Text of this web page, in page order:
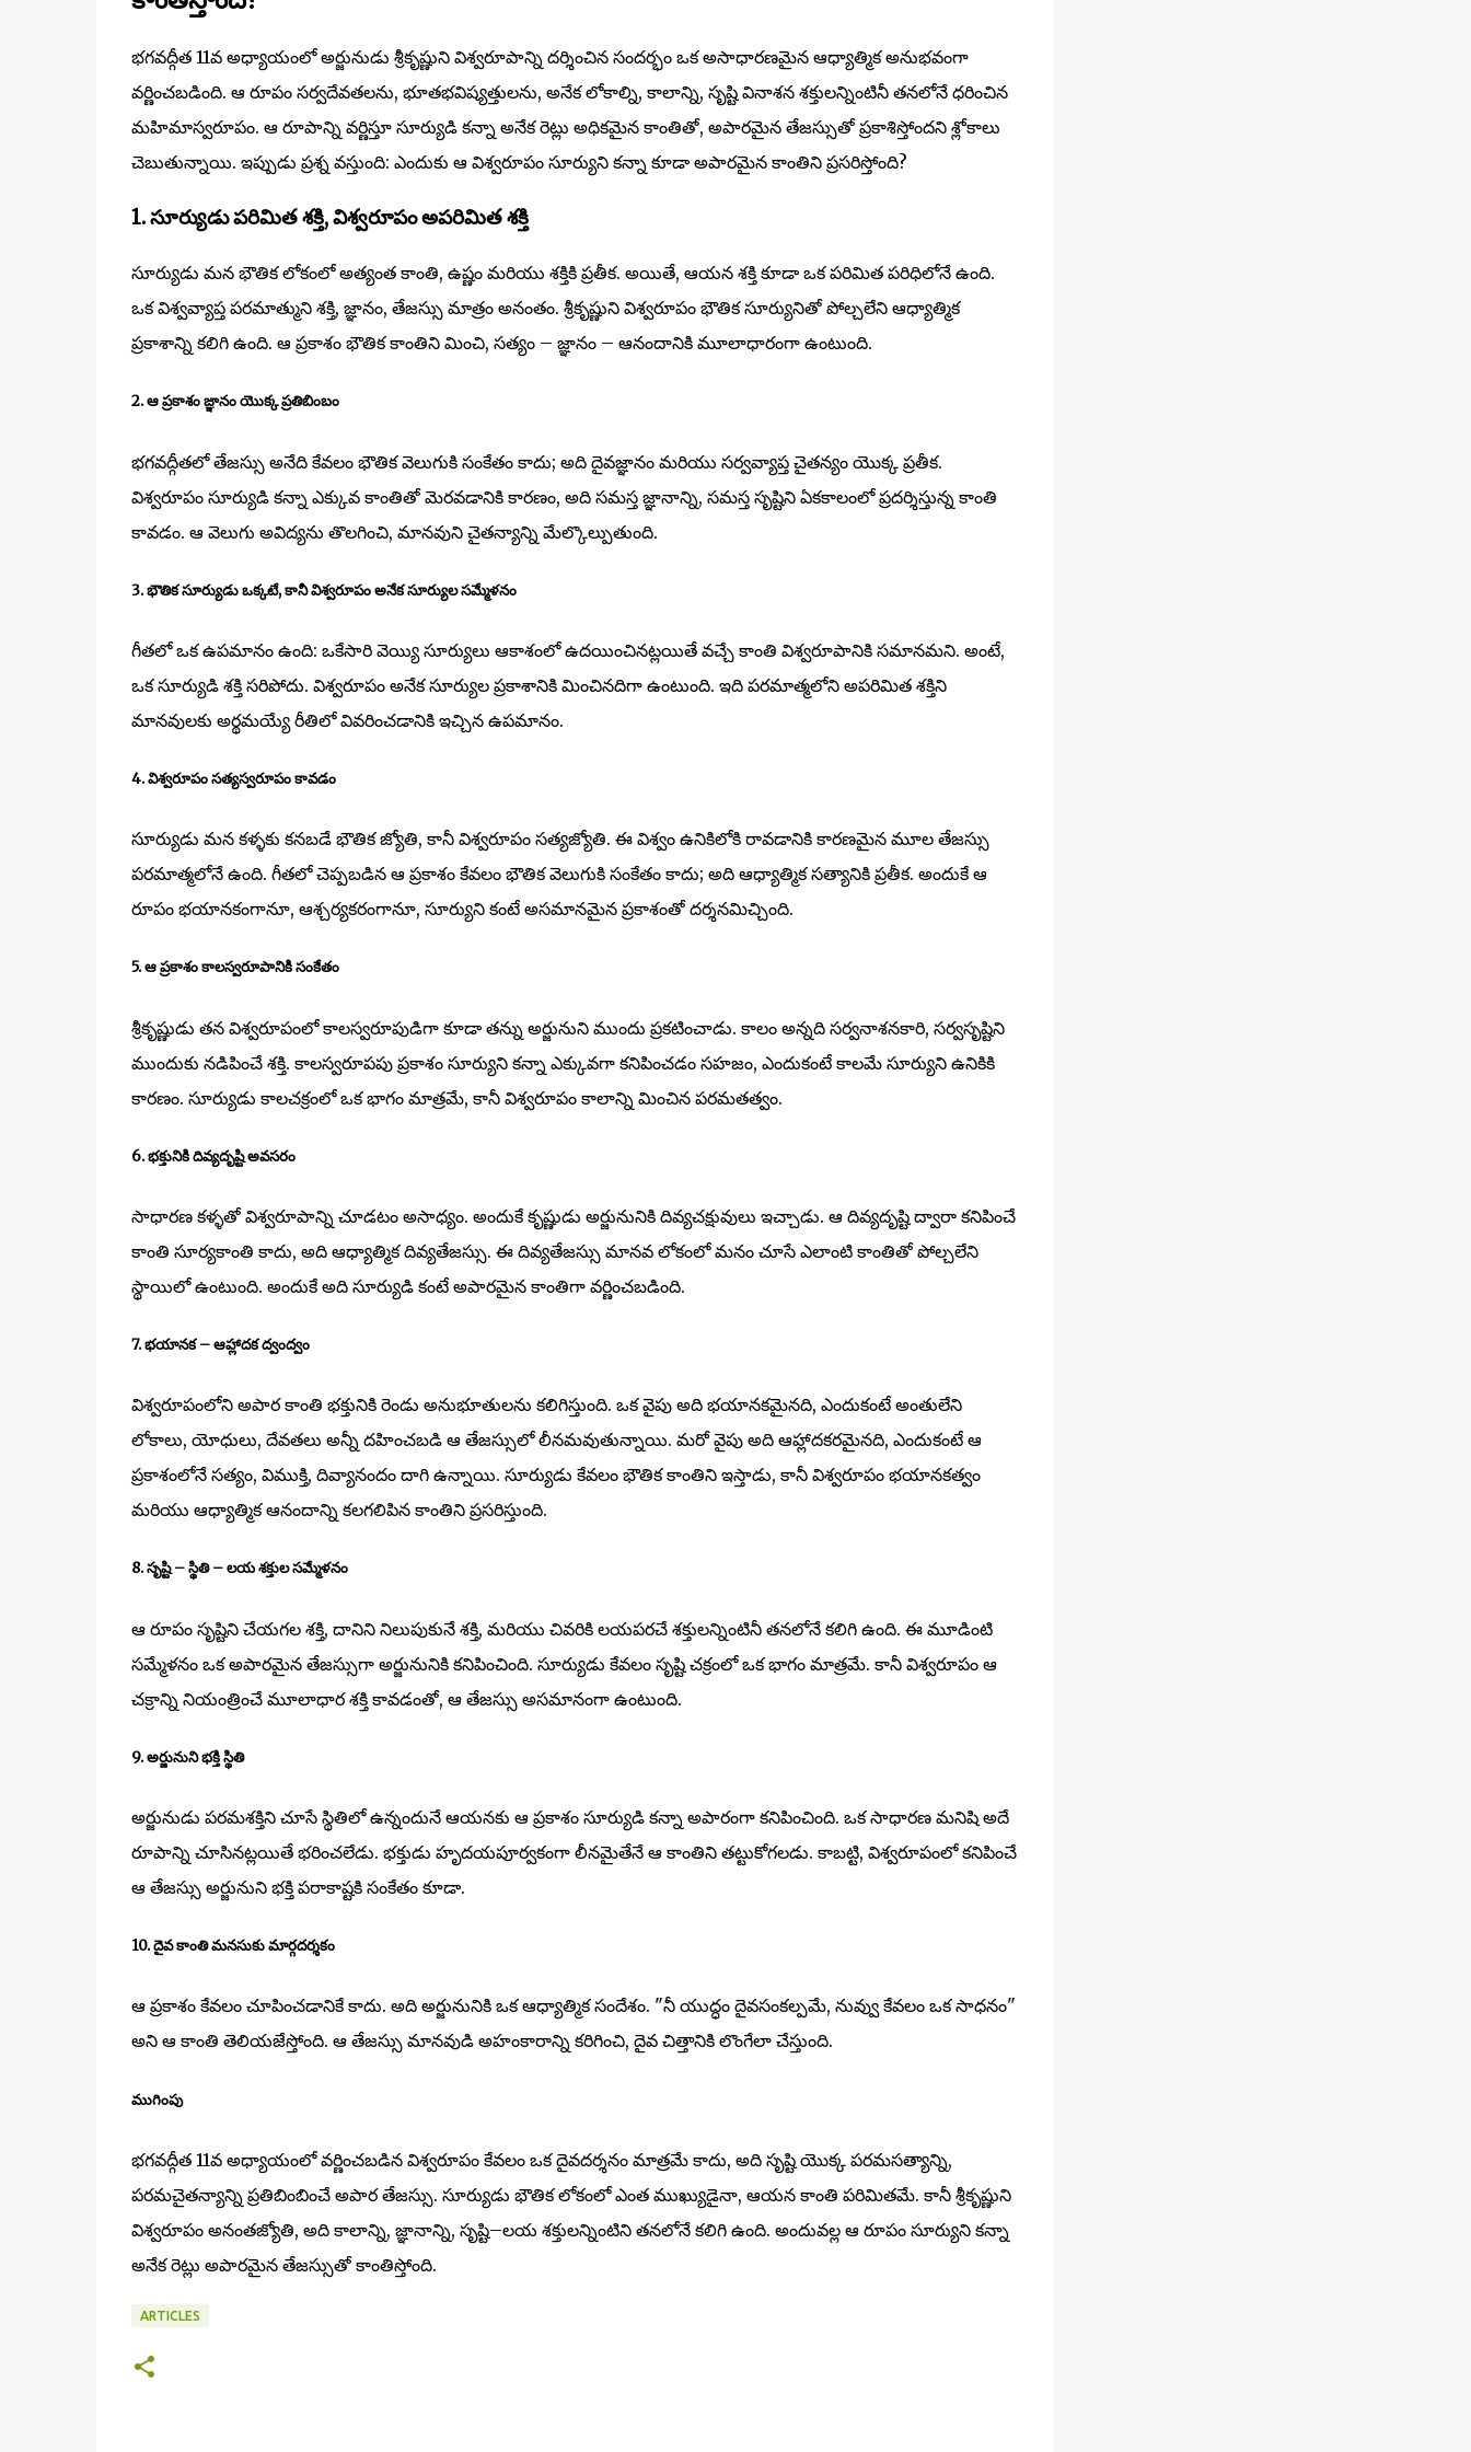
భగవద్గీత 11వ అధ్యాయంలో అర్జునుడు శ్రీకృష్ణుని విశ్వరూపాన్ని దర్శించిన సందర్భం ఒక అసాధారణమైన ఆధ్యాత్మిక అనుభవంగా
వర్ణించబడింది. ఆ రూపం సర్వదేవతలను, భూతభవిష్యత్తులను, అనేక లోకాల్ని, కాలాన్ని, సృష్టి వినాశన శక్తులన్నింటినీ తనలోనే ధరించిన
మహిమాస్వరూపం. ఆ రూపాన్ని వర్ణిస్తూ సూర్యుడి కన్నా అనేక రెట్లు అధికమైన కాంతితో, అపారమైన తేజస్సుతో ప్రకాశిస్తోందని శ్లోకాలు
చెబుతున్నాయి. ఇప్పుడు ప్రశ్న వస్తుంది: ఎందుకు ఆ విశ్వరూపం సూర్యుని కన్నా కూడా అపారమైన కాంతిని ప్రసరిస్తోంది?
1. సూర్యుడు పరిమిత శక్తి, విశ్వరూపం అపరిమిత శక్తి
సూర్యుడు మన భౌతిక లోకంలో అత్యంత కాంతి, ఉష్ణం మరియు శక్తికి ప్రతీక. అయితే, ఆయన శక్తి కూడా ఒక పరిమిత పరిధిలోనే ఉంది.
ఒక విశ్వవ్యాప్త పరమాత్ముని శక్తి, జ్ఞానం, తేజస్సు మాత్రం అనంతం. శ్రీకృష్ణుని విశ్వరూపం భౌతిక సూర్యునితో పోల్చలేని ఆధ్యాత్మిక
ప్రకాశాన్ని కలిగి ఉంది. ఆ ప్రకాశం భౌతిక కాంతిని మించి, సత్యం – జ్ఞానం – ఆనందానికి మూలాధారంగా ఉంటుంది.
2. ఆ ప్రకాశం జ్ఞానం యొక్క ప్రతిబింబం
భగవద్గీతలో తేజస్సు అనేది కేవలం భౌతిక వెలుగుకి సంకేతం కాదు; అది దైవజ్ఞానం మరియు సర్వవ్యాప్త చైతన్యం యొక్క ప్రతీక.
విశ్వరూపం సూర్యుడి కన్నా ఎక్కువ కాంతితో మెరవడానికి కారణం, అది సమస్త జ్ఞానాన్ని, సమస్త సృష్టిని ఏకకాలంలో ప్రదర్శిస్తున్న కాంతి
కావడం. ఆ వెలుగు అవిద్యను తొలగించి, మానవుని చైతన్యాన్ని మేల్కొల్పుతుంది.
3. భౌతిక సూర్యుడు ఒక్కటే, కానీ విశ్వరూపం అనేక సూర్యుల సమ్మేళనం
గీతలో ఒక ఉపమానం ఉంది: ఒకేసారి వెయ్యి సూర్యులు ఆకాశంలో ఉదయించినట్లయితే వచ్చే కాంతి విశ్వరూపానికి సమానమని. అంటే,
ఒక సూర్యుడి శక్తి సరిపోదు. విశ్వరూపం అనేక సూర్యుల ప్రకాశానికి మించినదిగా ఉంటుంది. ఇది పరమాత్మలోని అపరిమిత శక్తిని
మానవులకు అర్థమయ్యే రీతిలో వివరించడానికి ఇచ్చిన ఉపమానం.
4. విశ్వరూపం సత్యస్వరూపం కావడం
సూర్యుడు మన కళ్ళకు కనబడే భౌతిక జ్యోతి, కానీ విశ్వరూపం సత్యజ్యోతి. ఈ విశ్వం ఉనికిలోకి రావడానికి కారణమైన మూల తేజస్సు
పరమాత్మలోనే ఉంది. గీతలో చెప్పబడిన ఆ ప్రకాశం కేవలం భౌతిక వెలుగుకి సంకేతం కాదు; అది ఆధ్యాత్మిక సత్యానికి ప్రతీక. అందుకే ఆ
రూపం భయానకంగానూ, ఆశ్చర్యకరంగానూ, సూర్యుని కంటే అసమానమైన ప్రకాశంతో దర్శనమిచ్చింది.
5. ఆ ప్రకాశం కాలస్వరూపానికి సంకేతం
శ్రీకృష్ణుడు తన విశ్వరూపంలో కాలస్వరూపుడిగా కూడా తన్ను అర్జునుని ముందు ప్రకటించాడు. కాలం అన్నది సర్వనాశనకారి, సర్వసృష్టిని
ముందుకు నడిపించే శక్తి. కాలస్వరూపపు ప్రకాశం సూర్యుని కన్నా ఎక్కువగా కనిపించడం సహజం, ఎందుకంటే కాలమే సూర్యుని ఉనికికి
కారణం. సూర్యుడు కాలచక్రంలో ఒక భాగం మాత్రమే, కానీ విశ్వరూపం కాలాన్ని మించిన పరమతత్వం.
6. భక్తునికి దివ్యదృష్టి అవసరం
సాధారణ కళ్ళతో విశ్వరూపాన్ని చూడటం అసాధ్యం. అందుకే కృష్ణుడు అర్జునునికి దివ్యచక్షువులు ఇచ్చాడు. ఆ దివ్యదృష్టి ద్వారా కనిపించే
కాంతి సూర్యకాంతి కాదు, అది ఆధ్యాత్మిక దివ్యతేజస్సు. ఈ దివ్యతేజస్సు మానవ లోకంలో మనం చూసే ఎలాంటి కాంతితో పోల్చలేని
స్థాయిలో ఉంటుంది. అందుకే అది సూర్యుడి కంటే అపారమైన కాంతిగా వర్ణించబడింది.
7. భయానక – ఆహ్లాదక ద్వంద్వం
విశ్వరూపంలోని అపార కాంతి భక్తునికి రెండు అనుభూతులను కలిగిస్తుంది. ఒక వైపు అది భయానకమైనది, ఎందుకంటే అంతులేని
లోకాలు, యోధులు, దేవతలు అన్నీ దహించబడి ఆ తేజస్సులో లీనమవుతున్నాయి. మరో వైపు అది ఆహ్లాదకరమైనది, ఎందుకంటే ఆ
ప్రకాశంలోనే సత్యం, విముక్తి, దివ్యానందం దాగి ఉన్నాయి. సూర్యుడు కేవలం భౌతిక కాంతిని ఇస్తాడు, కానీ విశ్వరూపం భయానకత్వం
మరియు ఆధ్యాత్మిక ఆనందాన్ని కలగలిపిన కాంతిని ప్రసరిస్తుంది.
8. సృష్టి – స్థితి – లయ శక్తుల సమ్మేళనం
ఆ రూపం సృష్టిని చేయగల శక్తి, దానిని నిలుపుకునే శక్తి, మరియు చివరికి లయపరచే శక్తులన్నింటినీ తనలోనే కలిగి ఉంది. ఈ మూడింటి
సమ్మేళనం ఒక అపారమైన తేజస్సుగా అర్జునునికి కనిపించింది. సూర్యుడు కేవలం సృష్టి చక్రంలో ఒక భాగం మాత్రమే. కానీ విశ్వరూపం ఆ
చక్రాన్ని నియంత్రించే మూలాధార శక్తి కావడంతో, ఆ తేజస్సు అసమానంగా ఉంటుంది.
9. అర్జునుని భక్తి స్థితి
అర్జునుడు పరమశక్తిని చూసే స్థితిలో ఉన్నందునే ఆయనకు ఆ ప్రకాశం సూర్యుడి కన్నా అపారంగా కనిపించింది. ఒక సాధారణ మనిషి అదే
రూపాన్ని చూసినట్లయితే భరించలేడు. భక్తుడు హృదయపూర్వకంగా లీనమైతేనే ఆ కాంతిని తట్టుకోగలడు. కాబట్టి, విశ్వరూపంలో కనిపించే
ఆ తేజస్సు అర్జునుని భక్తి పరాకాష్టకి సంకేతం కూడా.
10. దైవ కాంతి మనసుకు మార్గదర్శకం
ఆ ప్రకాశం కేవలం చూపించడానికే కాదు. అది అర్జునునికి ఒక ఆధ్యాత్మిక సందేశం. "నీ యుద్ధం దైవసంకల్పమే, నువ్వు కేవలం ఒక సాధనం"
అని ఆ కాంతి తెలియజేస్తోంది. ఆ తేజస్సు మానవుడి అహంకారాన్ని కరిగించి, దైవ చిత్తానికి లొంగేలా చేస్తుంది.
ముగింపు
భగవద్గీత 11వ అధ్యాయంలో వర్ణించబడిన విశ్వరూపం కేవలం ఒక దైవదర్శనం మాత్రమే కాదు, అది సృష్టి యొక్క పరమసత్యాన్ని,
పరమచైతన్యాన్ని ప్రతిబింబించే అపార తేజస్సు. సూర్యుడు భౌతిక లోకంలో ఎంత ముఖ్యుడైనా, ఆయన కాంతి పరిమితమే. కానీ శ్రీకృష్ణుని
విశ్వరూపం అనంతజ్యోతి, అది కాలాన్ని, జ్ఞానాన్ని, సృష్టి–లయ శక్తులన్నింటిని తనలోనే కలిగి ఉంది. అందువల్ల ఆ రూపం సూర్యుని కన్నా
అనేక రెట్లు అపారమైన తేజస్సుతో కాంతిస్తోంది.
ARTICLES